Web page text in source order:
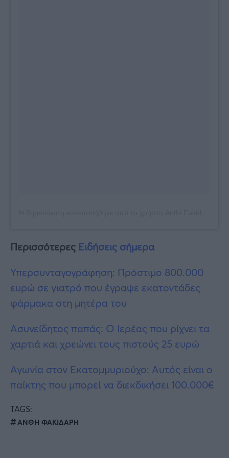
Περισσότερες Ειδήσεις σήμερα
Υπερσυνταγογράφηση: Πρόστιμο 800.000
ευρώ σε γιατρό που έγραψε εκατοντάδες
φάρμακα στη μητέρα του
Ασυνείδητος παπάς: Ο Ιερέας που ρίχνει τα
χαρτιά και χρεώνει τους πιστούς 25 ευρώ
Αγωνία στον Εκατομμυριούχο: Αυτός είναι ο
παίκτης που μπορεί να διεκδικήσει 100.000€
TAGS:
ΑΝΘΗ ΦΑΚΙΔΑΡΗ